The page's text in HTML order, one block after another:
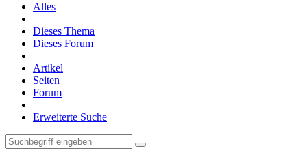
Alles
Dieses Thema
Dieses Forum
Artikel
Seiten
Forum
Erweiterte Suche